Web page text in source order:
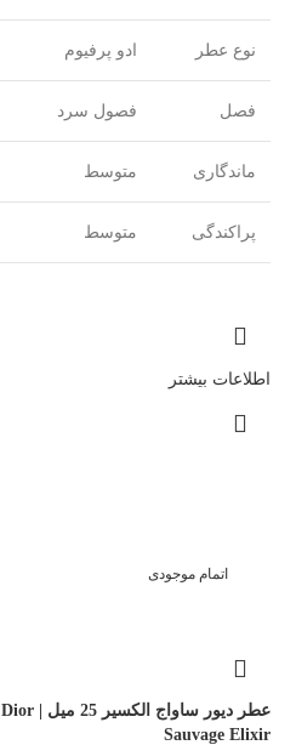
نوع عطر ادو پرفیوم
فصل فصول سرد
ماندگاری متوسط
پراکندگی متوسط
اطلاعات بیشتر
اتمام موجودی
عطر دیور ساواج الکسیر 25 میل | Dior
Sauvage Elixir